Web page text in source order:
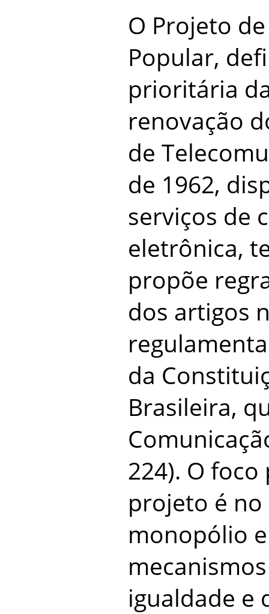
O Projeto
Popular,
prioritária
renovação
de
de 1962,
serviços de
eletrônica,
propõe
dos artigos
da
Brasileira,
224). O
projeto é
monopólio
igualdade e